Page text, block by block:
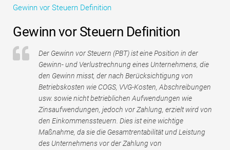
Tutorials zur Finanzmodellierung
Vollständige Form
Risikomanagement-Tutorials
Gewinn vor Steuern Definition
Gewinn vor Steuern Definition
Der Gewinn vor Steuern (PBT) ist eine Position in der
Gewinn- und Verlustrechnung eines Unternehmens, die
den Gewinn misst, der nach Berücksichtigung von
Betriebskosten wie COGS, VVG-Kosten, Abschreibungen
usw. sowie nicht betrieblichen Aufwendungen wie
Zinsaufwendungen, jedoch vor Zahlung, erzielt wird von
den Einkommenssteuern. Dies ist eine wichtige
Maßnahme, da sie die Gesamtrentabilität und Leistung
des Unternehmens vor der Zahlung von